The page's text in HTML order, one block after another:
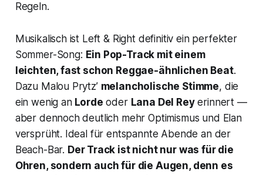
Regeln.
Musikalisch ist Left & Rightdefinitiv ein perfekter
Sommer-Song: Ein Pop-Track mit einem
leichten, fast schon Reggae-ähnlichen Beat.
Dazu Malou Prytz’ melancholische Stimme, die
ein wenig anLorde oder Lana Del Reyerinnert —
aber dennoch deutlich mehr Optimismus und Elan
versprüht. Ideal für entspannte Abende an der
Beach-Bar. Der Track ist nicht nur was für die
Ohren, sondern auch für die Augen, denn es